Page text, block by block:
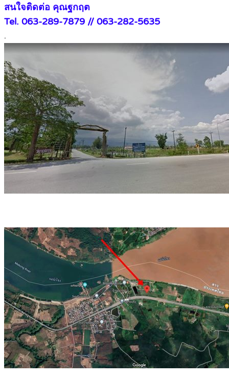
สนใจติดต่อ คุณฐกฤต
Tel. 063-289-7879 // 063-282-5635
.